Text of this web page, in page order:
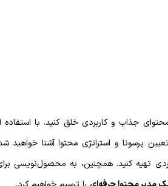
جذاب و کاربردی خلق کنید. با استفاده
پرسونا و استراتژی محتوا آشنا خواهید
تهیه کنید. همچنین، به محصول‌‌نویسی